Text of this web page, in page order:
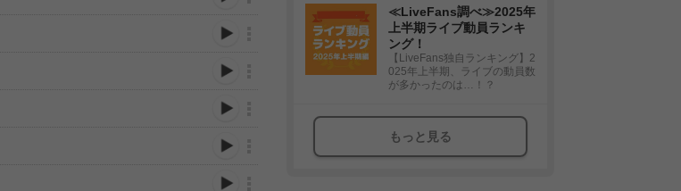
≪LiveFans調べ≫2025年
上半期ライブ動員ランキ
ング！
【LiveFans独自ランキング】2
025年上半期、ライブの動員数
が多かったのは…！？
もっと見る